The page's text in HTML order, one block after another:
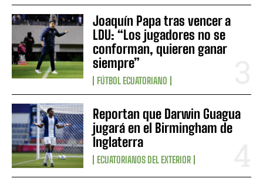
Joaquín Papa tras vencer a
LDU: “Los jugadores no se
conforman, quieren ganar
siempre”
FÚTBOL ECUATORIANO
Reportan que Darwin Guagua
jugará en el Birmingham de
Inglaterra
ECUATORIANOS DEL EXTERIOR